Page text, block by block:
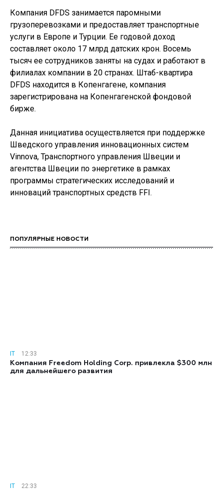
Компания DFDS занимается паромными
грузоперевозками и предоставляет транспортные
услуги в Европе и Турции. Ее годовой доход
составляет около 17 млрд датских крон. Восемь
тысяч ее сотрудников заняты на судах и работают в
филиалах компании в 20 странах. Штаб-квартира
DFDS находится в Копенгагене, компания
зарегистрирована на Копенгагенской фондовой
бирже.
Данная инициатива осуществляется при поддержке
Шведского управления инновационных систем
Vinnova, Транспортного управления Швеции и
агентства Швеции по энергетике в рамках
программы стратегических исследований и
инноваций транспортных средств FFI.
ПОПУЛЯРНЫЕ НОВОСТИ
IT
12:33
Компания Freedom Holding Corp. привлекла $300 млн
для дальнейшего развития
IT
22:33